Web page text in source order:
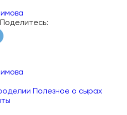
Поделитесь:
Полезное о сырах